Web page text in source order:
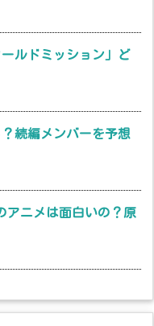
ルドミッション」ど
続編メンバーを予想
アニメは面白いの？原